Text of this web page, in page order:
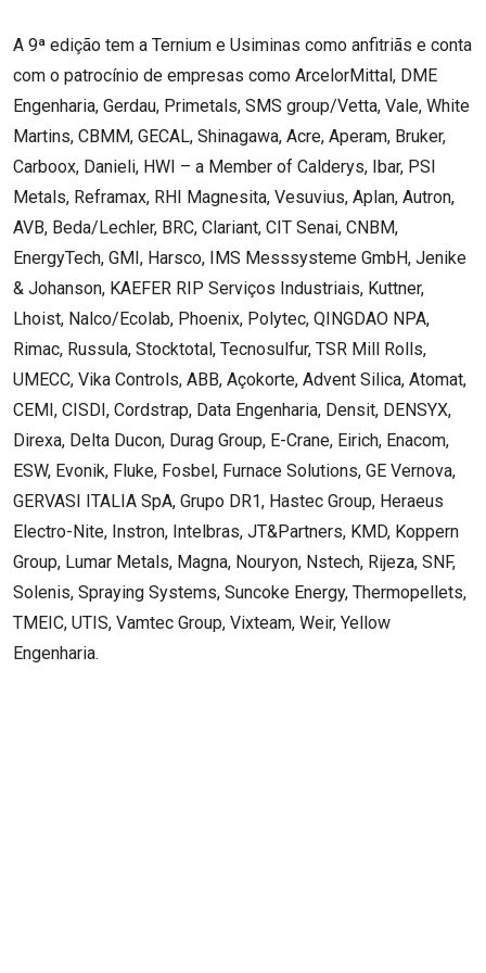
A 9ª edição tem a Ternium e Usiminas como anfitriãs e conta
com o patrocínio de empresas como ArcelorMittal, DME
Engenharia, Gerdau, Primetals, SMS group/Vetta, Vale, White
Martins, CBMM, GECAL, Shinagawa, Acre, Aperam, Bruker,
Carboox, Danieli, HWI – a Member of Calderys, Ibar, PSI
Metals, Reframax, RHI Magnesita, Vesuvius, Aplan, Autron,
AVB, Beda/Lechler, BRC, Clariant, CIT Senai, CNBM,
EnergyTech, GMI, Harsco, IMS Messsysteme GmbH, Jenike
& Johanson, KAEFER RIP Serviços Industriais, Kuttner,
Lhoist, Nalco/Ecolab, Phoenix, Polytec, QINGDAO NPA,
Rimac, Russula, Stocktotal, Tecnosulfur, TSR Mill Rolls,
UMECC, Vika Controls, ABB, Açokorte, Advent Silica, Atomat,
CEMI, CISDI, Cordstrap, Data Engenharia, Densit, DENSYX,
Direxa, Delta Ducon, Durag Group, E-Crane, Eirich, Enacom,
ESW, Evonik, Fluke, Fosbel, Furnace Solutions, GE Vernova,
GERVASI ITALIA SpA, Grupo DR1, Hastec Group, Heraeus
Electro-Nite, Instron, Intelbras, JT&Partners, KMD, Koppern
Group, Lumar Metals, Magna, Nouryon, Nstech, Rijeza, SNF,
Solenis, Spraying Systems, Suncoke Energy, Thermopellets,
TMEIC, UTIS, Vamtec Group, Vixteam, Weir, Yellow
Engenharia.